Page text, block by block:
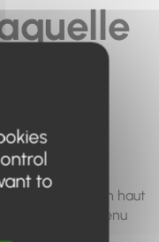
à
de recherche en haut
trouver le contenu
to